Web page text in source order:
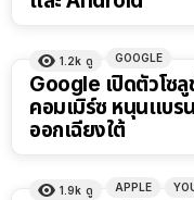
1.2k ดู GOOGLE
Google เปิดตัวโซ
คอมเมิร์ซ หนุนแบร
ออกเฉียงใต้
1.9k ดู APPLE